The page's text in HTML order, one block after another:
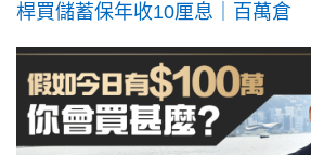
桿買儲蓄保年收10厘息｜百萬倉